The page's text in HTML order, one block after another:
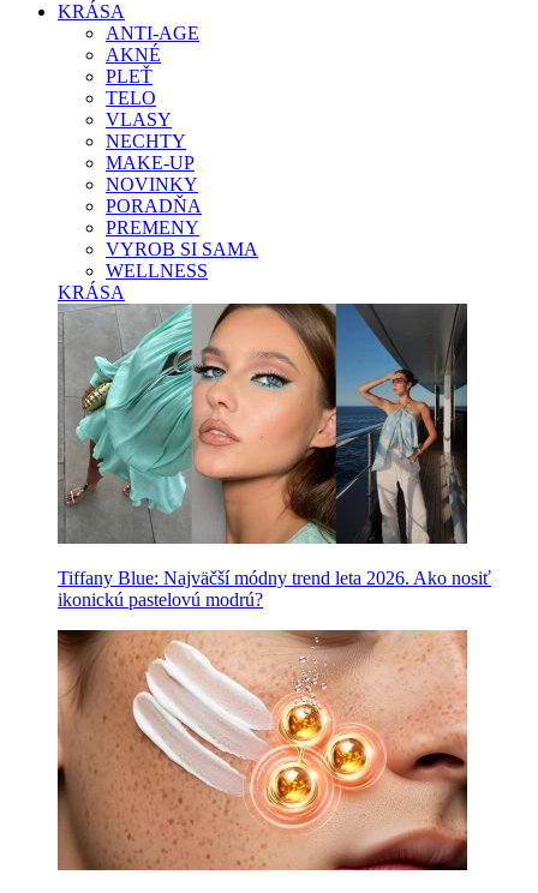
KRÁSA
ANTI-AGE
AKNÉ
PLEŤ
TELO
VLASY
NECHTY
MAKE-UP
NOVINKY
PORADŇA
PREMENY
VYROB SI SAMA
WELLNESS
KRÁSA
Tiffany Blue: Najväčší módny trend leta 2026. Ako nosiť
ikonickú pastelovú modrú?